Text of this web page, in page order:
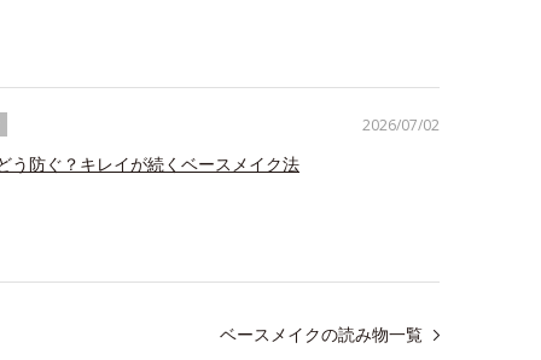
う防ぐ？キレイが続くベースメイク法
2026/07/02
ベースメイクの読み物一覧